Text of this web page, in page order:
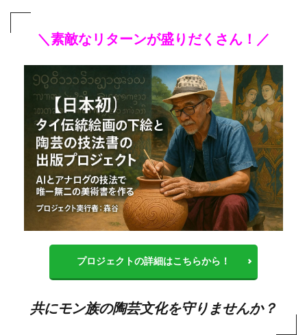
＼素敵なリターンが盛りだくさん！／
プロジェクトの詳細はこちらから！
共にモン族の陶芸文化を守りませんか？